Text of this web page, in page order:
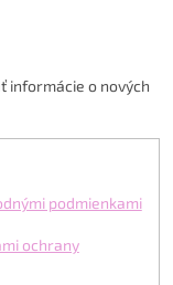
informácie o nových
podmienkami
ochrany